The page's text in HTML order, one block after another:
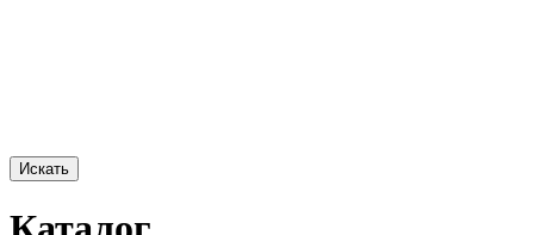
Искать